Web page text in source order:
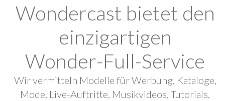
Wondercast bietet den
einzigartigen
Wonder-Full-Service
Wir vermitteln Modelle für Werbung, Kataloge,
Mode, Live-Auftritte, Musikvideos, Tutorials,